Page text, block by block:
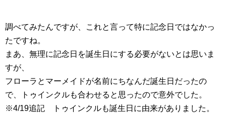
調べてみたんですが、これと言って特に記念日ではなかっ
たですね。
まあ、無理に記念日を誕生日にする必要がないとは思いま
すが、
フローラとマーメイドが名前にちなんだ誕生日だったの
で、トゥインクルも合わせると思ったので意外でした。
※4/19追記 トゥインクルも誕生日に由来がありました。